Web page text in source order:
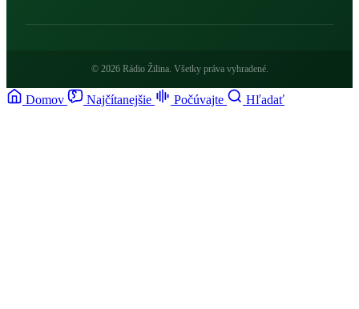
© 2026 Rádio Žilina. Všetky práva vyhradené.
Domov Najčítanejšie Počúvajte Hľadať